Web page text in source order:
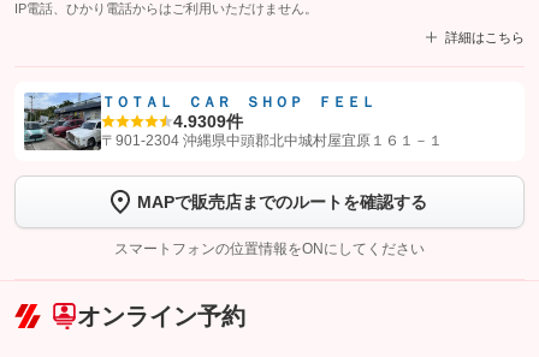
IP電話、ひかり電話からはご利用いただけません。
詳細はこちら
【STEP1】認証画面でグーネットを友だち追加してから「許可する」ボタンを押
トーク画面で
ボタンをタップして問い合わせを
完了してください。
こちら
ＴＯＴＡＬ ＣＡＲ ＳＨＯＰ ＦＥＥＬ
4.9309件
〒901-2304 沖縄県中頭郡北中城村屋宜原１６１－１
MAPで販売店までのルートを確認する
スマートフォンの位置情報をONにしてください
オンライン予約